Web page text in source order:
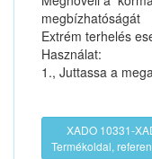
megbízhatóságát
Extrém terhelés
Használat:
1., Juttassa a
XADO 10331-
Termékoldal,